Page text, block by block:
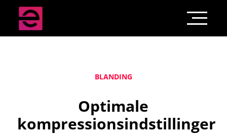
BLANDING
Optimale
kompressionsindstillinger